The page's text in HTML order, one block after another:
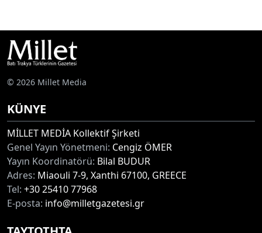
© 2026 Millet Media
KÜNYE
MİLLET MEDİA Kollektif Şirketi
Genel Yayın Yönetmeni: Cengiz ÖMER
Yayın Koordinatörü: Bilal BUDUR
Adres: Miaouli 7-9, Xanthi 67100, GREECE
Tel: +30 25410 77968
E-posta: info@milletgazetesi.gr